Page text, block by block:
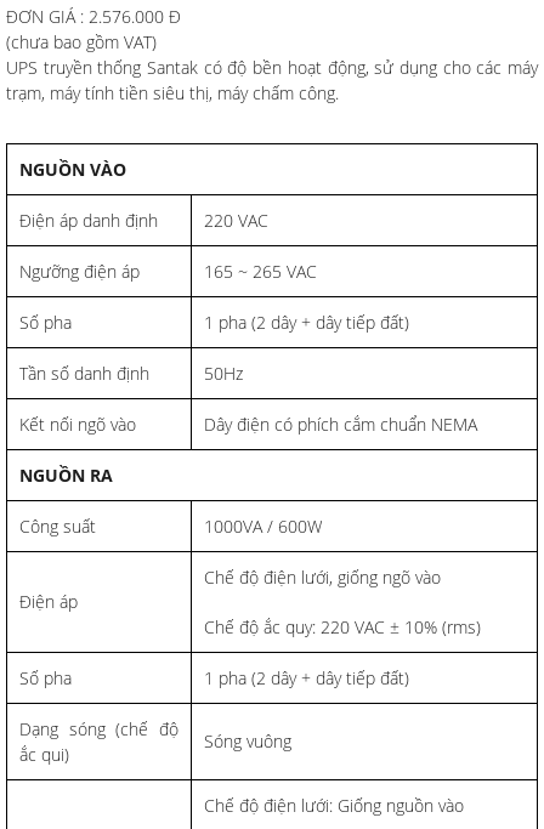
ĐƠN GIÁ : 2.576.000 Đ
(chưa bao gồm VAT)
UPS truyền thống Santak có độ bền hoạt động, sử dụng cho các máy
trạm, máy tính tiền siêu thị, máy chấm công.
NGUỒN VÀO
Điện áp danh định 220 VAC
Ngưỡng điện áp 165 ~ 265 VAC
Số pha 1 pha (2 dây + dây tiếp đất)
Tần số danh định 50Hz
Kết nối ngõ vào Dây điện có phích cắm chuẩn NEMA
NGUỒN RA
Công suất 1000VA / 600W
Điện áp
Chế độ điện lưới, giống ngõ vào
Chế độ ắc quy: 220 VAC ± 10% (rms)
Số pha 1 pha (2 dây + dây tiếp đất)
Dạng sóng (chế độ
ắc qui)
Sóng vuông
Chế độ điện lưới: Giống nguồn vào